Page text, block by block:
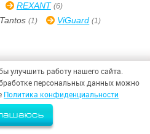
REXANT (6)
Tantos (1) ViGuard (1)
БЕЗОПАСНОСТИ»
улучшить работу нашего сайта.
персональных данных можно
Политика конфиденциальности